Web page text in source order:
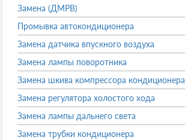
Замена (ДМРВ)
Промывка автокондиционера
Замена датчика впускного воздуха
Замена лампы поворотника
Замена шкива компрессора кондиционера
Замена регулятора холостого хода
Замена лампы дальнего света
Замена трубки кондиционера